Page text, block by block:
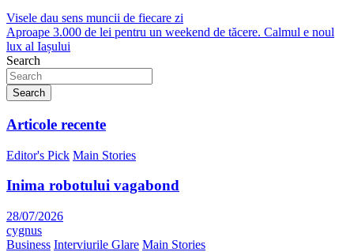
Visele dau sens muncii de fiecare zi
Aproape 3.000 de lei pentru un weekend de tăcere. Calmul e noul
lux al Iașului
Search
Search
Articole recente
Editor's Pick Main Stories
Inima robotului vagabond
28/07/2026
cygnus
Business Interviurile Glare Main Stories